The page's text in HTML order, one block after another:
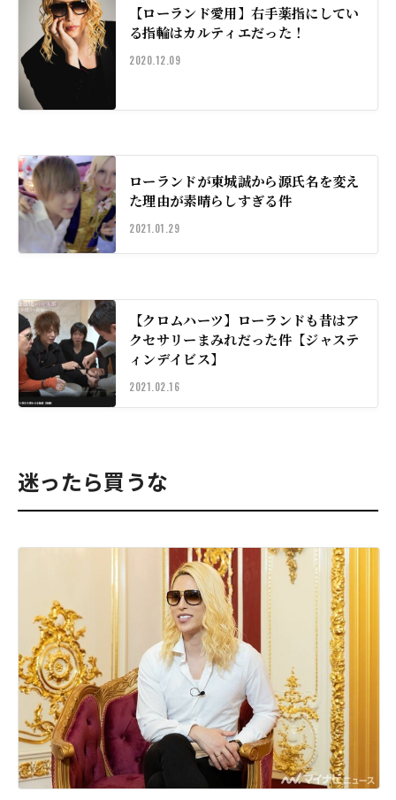
【ローランド愛用】右手薬指にしてい
る指輪はカルティエだった！
2020.12.09
ローランドが東城誠から源氏名を変え
た理由が素晴らしすぎる件
2021.01.29
【クロムハーツ】ローランドも昔はア
クセサリーまみれだった件【ジャステ
ィンデイビス】
2021.02.16
迷ったら買うな